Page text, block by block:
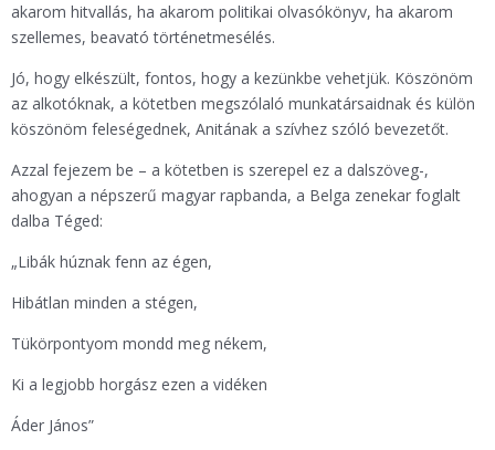
akarom hitvallás, ha akarom politikai olvasókönyv, ha akarom
szellemes, beavató történetmesélés.
Jó, hogy elkészült, fontos, hogy a kezünkbe vehetjük. Köszönöm
az alkotóknak, a kötetben megszólaló munkatársaidnak és külön
köszönöm feleségednek, Anitának a szívhez szóló bevezetőt.
Azzal fejezem be – a kötetben is szerepel ez a dalszöveg-,
ahogyan a népszerű magyar rapbanda, a Belga zenekar foglalt
dalba Téged:
„Libák húznak fenn az égen,
Hibátlan minden a stégen,
Tükörpontyom mondd meg nékem,
Ki a legjobb horgász ezen a vidéken
Áder János”